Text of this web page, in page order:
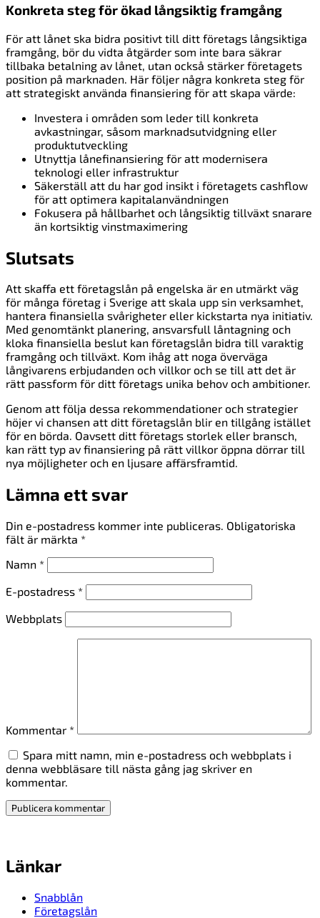
Konkreta steg för ökad långsiktig framgång
För att lånet ska bidra positivt till ditt företags långsiktiga
framgång, bör du vidta åtgärder som inte bara säkrar
tillbaka betalning av lånet, utan också stärker företagets
position på marknaden. Här följer några konkreta steg för
att strategiskt använda finansiering för att skapa värde:
Investera i områden som leder till konkreta
avkastningar, såsom marknadsutvidgning eller
produktutveckling
Utnyttja lånefinansiering för att modernisera
teknologi eller infrastruktur
Säkerställ att du har god insikt i företagets cashflow
för att optimera kapitalanvändningen
Fokusera på hållbarhet och långsiktig tillväxt snarare
än kortsiktig vinstmaximering
Slutsats
Att skaffa ett företagslån på engelska är en utmärkt väg
för många företag i Sverige att skala upp sin verksamhet,
hantera finansiella svårigheter eller kickstarta nya initiativ.
Med genomtänkt planering, ansvarsfull låntagning och
kloka finansiella beslut kan företagslån bidra till varaktig
framgång och tillväxt. Kom ihåg att noga överväga
långivarens erbjudanden och villkor och se till att det är
rätt passform för ditt företags unika behov och ambitioner.
Genom att följa dessa rekommendationer och strategier
höjer vi chansen att ditt företagslån blir en tillgång istället
för en börda. Oavsett ditt företags storlek eller bransch,
kan rätt typ av finansiering på rätt villkor öppna dörrar till
nya möjligheter och en ljusare affärsframtid.
Lämna ett svar
Din e-postadress kommer inte publiceras. Obligatoriska
fält är märkta *
Namn *
E-postadress *
Webbplats
Kommentar *
Spara mitt namn, min e-postadress och webbplats i
denna webbläsare till nästa gång jag skriver en
kommentar.
Länkar
Snabblån
Företagslån